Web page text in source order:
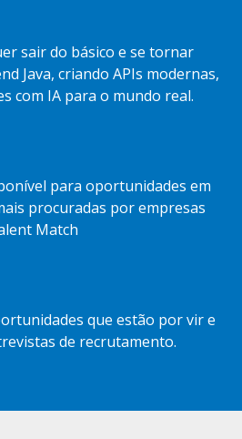
sair do básico e se tornar
Java, criando APIs modernas,
com IA para o mundo real.
para oportunidades em
procuradas por empresas
Match
que estão por vir e
de recrutamento.